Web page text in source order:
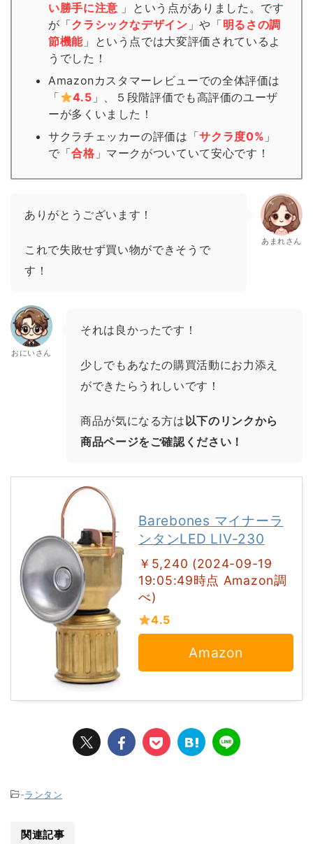
い勝手に注意 」という点がありました。です
が「クラシックなデザイン 」や「明るさの調
節機能」という点では大変評価されているよ
うでした！
Amazonカスタマーレビューでの全体評価は
「
4.5 」、５段階評価でも高評価のユーザ
ーが多くいました！
サクラチェッカーの評価は「サクラ度0% 」
で「合格 」 マーク がついていて安心です！
ありがとうございます！
これで失敗せず買い物ができそうで
す！
あまれさん
おにいさん
それは良かったです！
少しでもあなたの購買活動にお力添え
ができたらうれしいです！
商品が気になる方は以下のリンクから
商品ページをご確認ください！
Barebones マイナーラ
ンタンLED LIV-230
￥5,240 (2024-09-19
19:05:49時点 Amazon調
べ)
4.5
Amazon
-ランタン
関連記事